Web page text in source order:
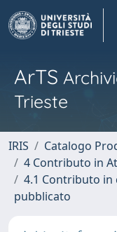
ArTS
Trieste
IRIS
Catalogo
4 Contributo in
4.1 Contributo
pubblicato